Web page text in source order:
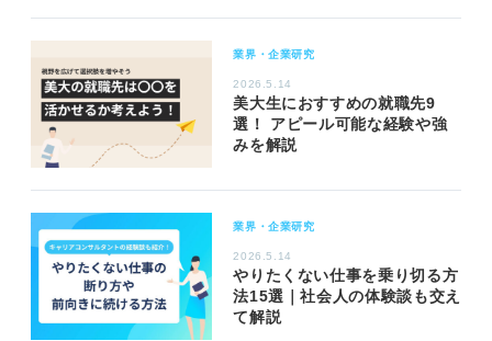
業界・企業研究
2026.5.14
美大生におすすめの就職先9
選！ アピール可能な経験や強
みを解説
業界・企業研究
2026.5.14
やりたくない仕事を乗り切る方
法15選｜社会人の体験談も交え
て解説